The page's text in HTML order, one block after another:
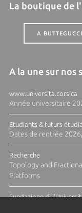
La boutique de
A
A la une sur nos
www.universita.corsica
Année universitaire
Etudiants & futurs
Dates de rentrée
Recherche
Topology and
Platforms
Fundazione di